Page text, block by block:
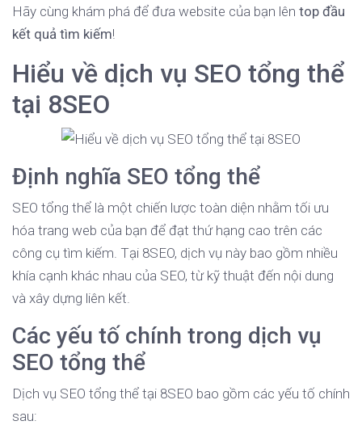
Hãy cùng khám phá để đưa website của bạn lên top đầu
kết quả tìm kiếm!
Hiểu về dịch vụ SEO tổng thể
tại 8SEO
Định nghĩa SEO tổng thể
SEO tổng thể là một chiến lược toàn diện nhằm tối ưu
hóa trang web của bạn để đạt thứ hạng cao trên các
công cụ tìm kiếm. Tại 8SEO, dịch vụ này bao gồm nhiều
khía cạnh khác nhau của SEO, từ kỹ thuật đến nội dung
và xây dựng liên kết.
Các yếu tố chính trong dịch vụ
SEO tổng thể
Dịch vụ SEO tổng thể tại 8SEO bao gồm các yếu tố chính
sau: